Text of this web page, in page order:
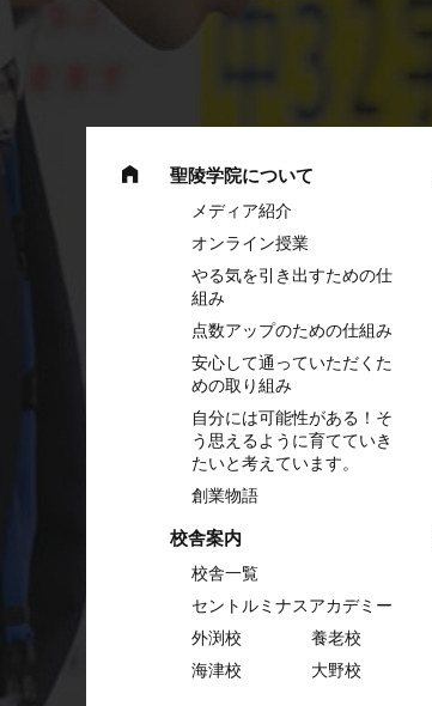
聖陵学院について
メディア紹介
オンライン授業
やる気を引き出すための仕
組み
点数アップのための仕組み
安心して通っていただくた
めの取り組み
自分には可能性がある！そ
う思えるように育てていき
たいと考えています。
創業物語
校舎案内
校舎一覧
セントルミナスアカデミー
外渕校
養老校
海津校
大野校